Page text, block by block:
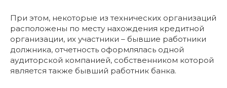
При этом, некоторые из технических организаций
расположены по месту нахождения кредитной
организации, их участники – бывшие работники
должника, отчетность оформлялась одной
аудиторской компанией, собственником которой
является также бывший работник банка.